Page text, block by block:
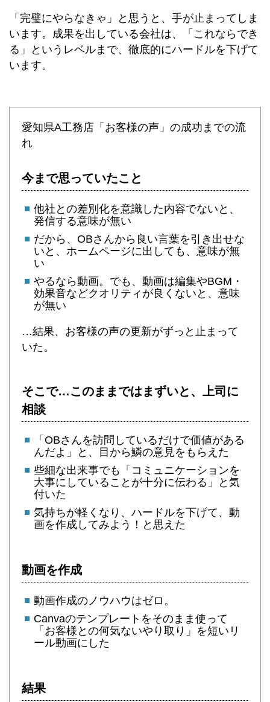
「完璧にやらなきゃ」と思うと、手が止まってしま
います。成果を出している会社は、「これならでき
る」というレベルまで、徹底的にハードルを下げて
います。
愛知県A工務店「お客様の声」の成功までの流
れ
今まで思っていたこと
他社との差別化を意識した内容でないと、
発信する意味が無い
だから、OBさんから良い言葉を引き出せな
いと、ホームページに出しても、意味が無
い
やるなら動画。でも、動画は編集やBGM・
効果音などクオリティが良くないと、意味
が無い
…結果、お客様の声の更新がずっと止まって
いた。
そこで…このままではまずいと、上司に
相談
「OBさんを訪問しているだけで価値がある
んだよ」と、目から鱗の意見をもらえた
些細な出来事でも「コミュニケーションを
大事にしていることが十分に伝わる」と気
付いた
気持ちが軽くなり、ハードルを下げて、動
画を作成してみよう！と思えた
動画を作成
動画作成のノウハウはゼロ。
Canvaのテンプレートをそのまま使って
「お客様との何気ないやり取り」を短いリ
ール動画にした
結果